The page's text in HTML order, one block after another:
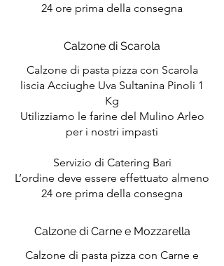
24 ore prima della consegna
Calzone di Scarola
Calzone di pasta pizza con Scarola
liscia Acciughe Uva Sultanina Pinoli 1
Kg
Utilizziamo le farine del Mulino Arleo
per i nostri impasti
Servizio di Catering Bari
L’ordine deve essere effettuato almeno
24 ore prima della consegna
Calzone di Carne e Mozzarella
Calzone di pasta pizza con Carne e